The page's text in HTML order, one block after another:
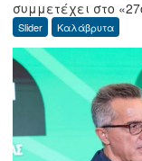
συμμετέχει στο
Slider Καλάβρυτα